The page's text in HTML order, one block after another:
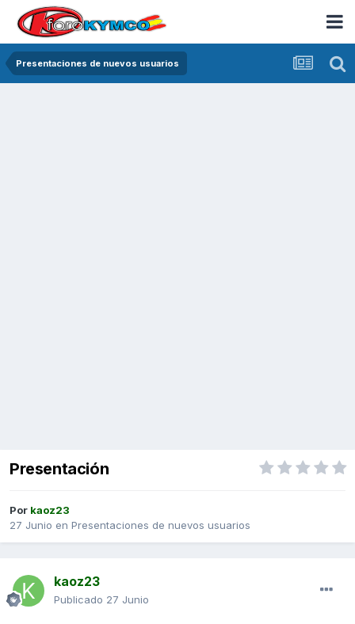
Presentaciones de nuevos usuarios
Presentación
Por kaoz23
27 Junio en Presentaciones de nuevos usuarios
kaoz23
Publicado 27 Junio